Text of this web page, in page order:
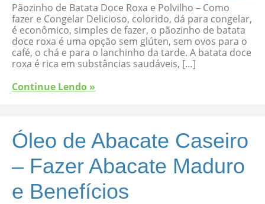
Pãozinho de Batata Doce Roxa e Polvilho – Como
fazer e Congelar Delicioso, colorido, dá para congelar,
é econômico, simples de fazer, o pãozinho de batata
doce roxa é uma opção sem glúten, sem ovos para o
café, o chá e para o lanchinho da tarde. A batata doce
roxa é rica em substâncias saudáveis, […]
Continue Lendo »
Óleo de Abacate Caseiro
– Fazer Abacate Maduro
e Benefícios